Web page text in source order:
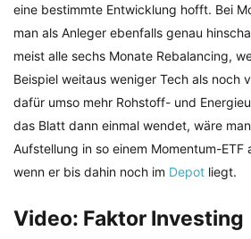
eine bestimmte Entwicklung hofft. Bei
man als Anleger ebenfalls genau
meist alle sechs Monate Rebalancing,
Beispiel weitaus weniger Tech als noch
dafür umso mehr Rohstoff- und
das Blatt dann einmal wendet, wäre
Aufstellung in so einem Momentum-
wenn er bis dahin noch im Depot liegt.
Video: Faktor Investing